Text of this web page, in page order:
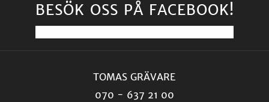
BESÖK OSS PÅ FACEBOOK!
TOMAS GRÄVARE
070 - 637 21 00